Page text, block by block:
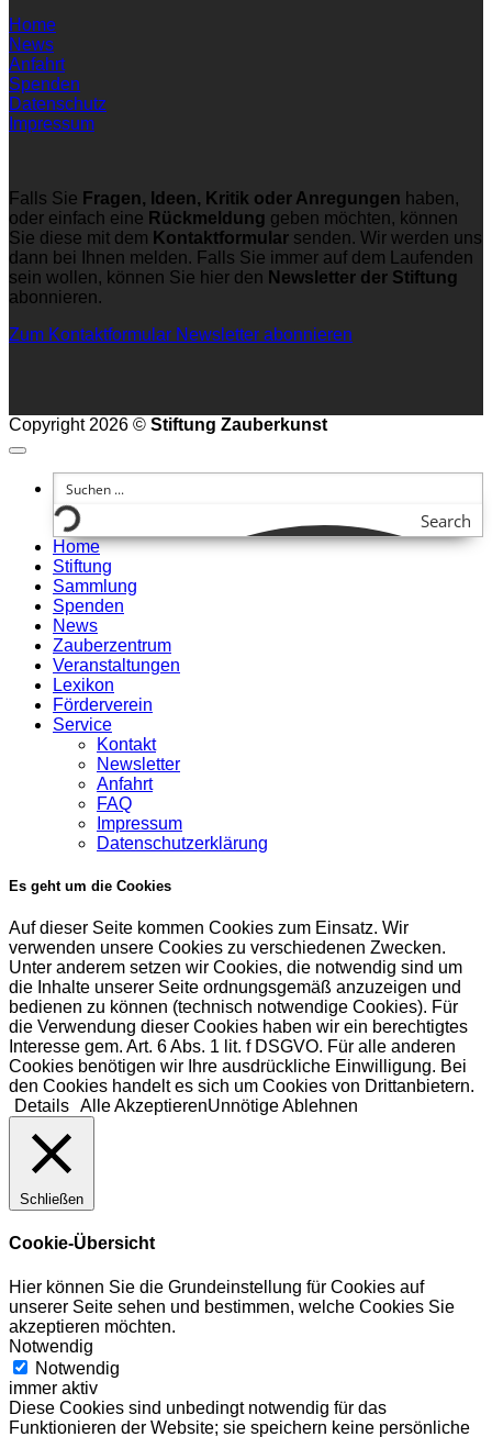
Home
News
Anfahrt
Spenden
Datenschutz
Impressum
Falls Sie Fragen, Ideen, Kritik oder Anregungen haben,
oder einfach eine Rückmeldung geben möchten, können
Sie diese mit dem Kontaktformular senden. Wir werden uns
dann bei Ihnen melden. Falls Sie immer auf dem Laufenden
sein wollen, können Sie hier den Newsletter der Stiftung
abonnieren.
Zum Kontaktformular Newsletter abonnieren
Copyright 2026 © Stiftung Zauberkunst
Search
Home
Stiftung
Sammlung
Spenden
News
Zauberzentrum
Veranstaltungen
Lexikon
Förderverein
Service
Kontakt
Newsletter
Anfahrt
FAQ
Impressum
Datenschutzerklärung
Es geht um die Cookies
Auf dieser Seite kommen Cookies zum Einsatz. Wir
verwenden unsere Cookies zu verschiedenen Zwecken.
Unter anderem setzen wir Cookies, die notwendig sind um
die Inhalte unserer Seite ordnungsgemäß anzuzeigen und
bedienen zu können (technisch notwendige Cookies). Für
die Verwendung dieser Cookies haben wir ein berechtigtes
Interesse gem. Art. 6 Abs. 1 lit. f DSGVO. Für alle anderen
Cookies benötigen wir Ihre ausdrückliche Einwilligung. Bei
den Cookies handelt es sich um Cookies von Drittanbietern.
Details Alle AkzeptierenUnnötige Ablehnen
Schließen
Cookie-Übersicht
Hier können Sie die Grundeinstellung für Cookies auf
unserer Seite sehen und bestimmen, welche Cookies Sie
akzeptieren möchten.
Notwendig
Notwendig
immer aktiv
Diese Cookies sind unbedingt notwendig für das
Funktionieren der Website; sie speichern keine persönliche